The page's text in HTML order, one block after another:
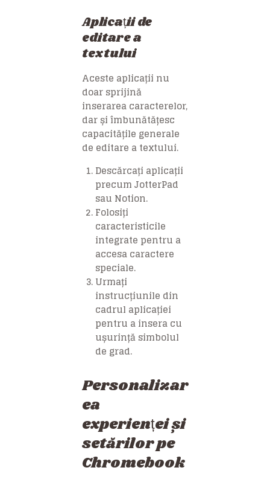
Aplicații de
editare a
textului
Aceste aplicații nu
doar sprijină
inserarea caracterelor,
dar și îmbunătățesc
capacitățile generale
de editare a textului.
Descărcați aplicații
precum JotterPad
sau Notion.
Folosiți
caracteristicile
integrate pentru a
accesa caractere
speciale.
Urmați
instrucțiunile din
cadrul aplicației
pentru a insera cu
ușurință simbolul
de grad.
Personalizar
ea
experienței și
setărilor pe
Chromebook